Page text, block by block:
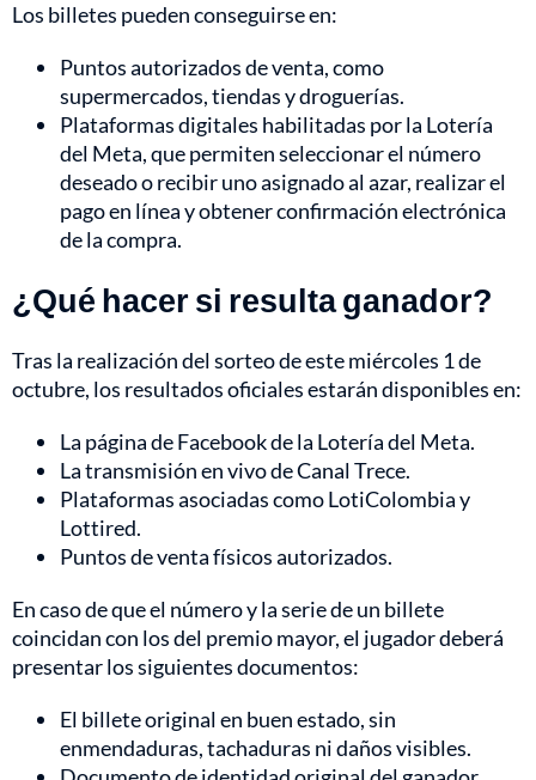
Los billetes pueden conseguirse en:
Puntos autorizados de venta, como
supermercados, tiendas y droguerías.
Plataformas digitales habilitadas por la Lotería
del Meta, que permiten seleccionar el número
deseado o recibir uno asignado al azar, realizar el
pago en línea y obtener confirmación electrónica
de la compra.
¿Qué hacer si resulta ganador?
Tras la realización del sorteo de este miércoles 1 de
octubre, los resultados oficiales estarán disponibles en:
La página de Facebook de la Lotería del Meta.
La transmisión en vivo de Canal Trece.
Plataformas asociadas como LotiColombia y
Lottired.
Puntos de venta físicos autorizados.
En caso de que el número y la serie de un billete
coincidan con los del premio mayor, el jugador deberá
presentar los siguientes documentos:
El billete original en buen estado, sin
enmendaduras, tachaduras ni daños visibles.